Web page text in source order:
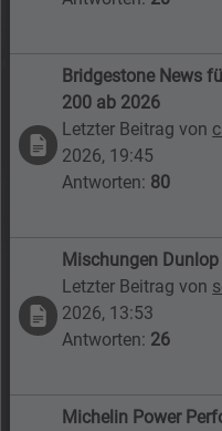
Bridgestone News
200 ab 2026
Letzter Beitrag von
2026, 19:45
Antworten: 80
Mischungen
Letzter Beitrag von
2026, 13:53
Antworten: 26
Michelin Power